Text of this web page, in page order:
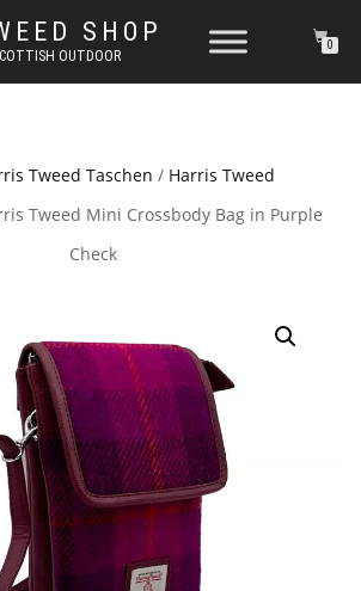
SHOP
OUTDOOR
0
Tweed Taschen / Harris Tweed
Tweed Mini Crossbody Bag in Purple
Check